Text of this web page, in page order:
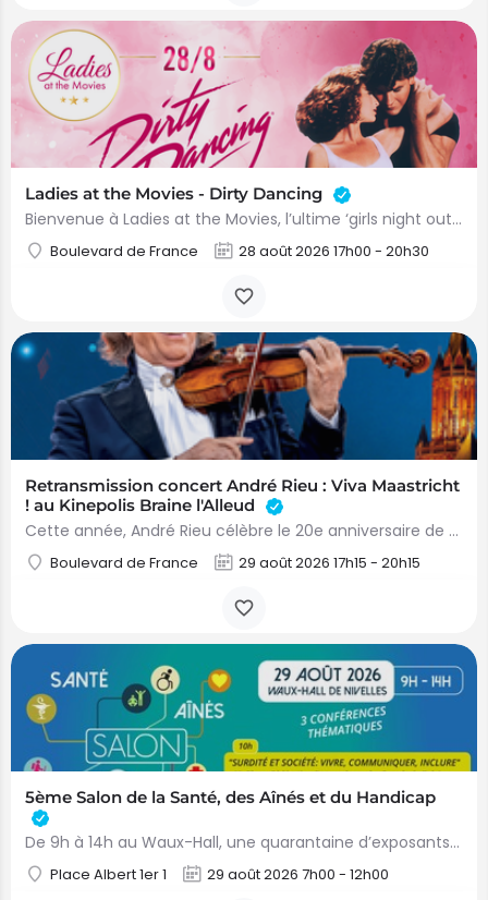
Ladies at the Movies - Dirty Dancing
Bienvenue à Ladies at the Movies, l’ultime ‘girls night out’ au Kinepolis. Une soirée placée sous le signe du…
Boulevard de France 28 août 2026 17h00 - 20h30
Retransmission concert André Rieu : Viva Maastricht
! au Kinepolis Braine l'Alleud
Cette année, André Rieu célèbre le 20e anniversaire de ses concerts d'été emblématiques sur la magnifique…
Boulevard de France 29 août 2026 17h15 - 20h15
5ème Salon de la Santé, des Aînés et du Handicap
De 9h à 14h au Waux-Hall, une quarantaine d’exposants seront présents pour informer, sensibiliser et échanger…
Place Albert 1er 1 29 août 2026 7h00 - 12h00